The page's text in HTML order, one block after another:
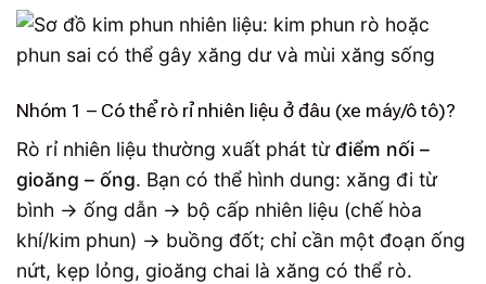
Nhóm 1 – Có thể rò rỉ nhiên liệu ở đâu (xe máy/ô tô)?
Rò rỉ nhiên liệu thường xuất phát từđiểm nối –
gioăng – ống. Bạn có thể hình dung: xăng đi từ
bình → ống dẫn → bộ cấp nhiên liệu (chế hòa
khí/kim phun) → buồng đốt; chỉ cần một đoạn ống
nứt, kẹp lỏng, gioăng chai là xăng có thể rò.